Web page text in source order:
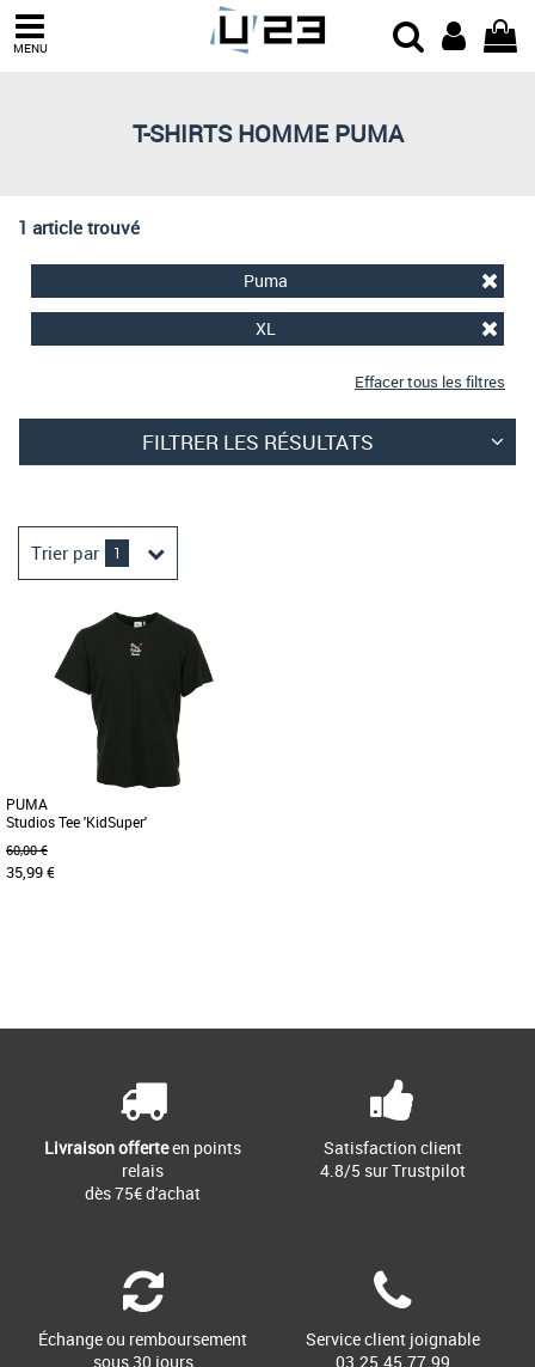
MENU
T-SHIRTS HOMME PUMA
1 article trouvé
Puma
XL
Effacer tous les filtres
FILTRER LES RÉSULTATS
Trier par 1
Trier par
Meilleures remises
PUMA
Studios Tee 'KidSuper'
60,00 €
35,99 €
Livraison offerteen points
relais
dès 75€ d'achat
Satisfaction client
4.8/5 sur Trustpilot
Échange ou remboursement
sous 30 jours
Service client joignable
03.25.45.77.99